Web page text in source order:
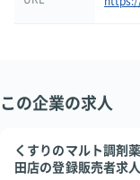
この企業の求人
くすりのマルト調剤
田店の登録販売者求人